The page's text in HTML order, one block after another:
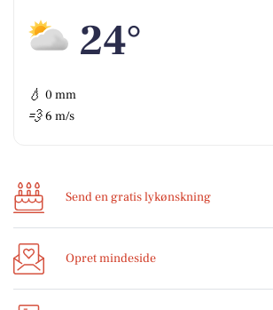
24°
💧 0 mm
💨 6 m/s
Send en gratis lykønskning
Opret mindeside